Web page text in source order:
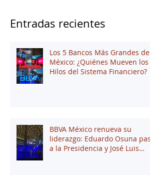
Entradas recientes
Los 5 Bancos Más Grandes de
México: ¿Quiénes Mueven los
Hilos del Sistema Financiero?
BBVA México renueva su
liderazgo: Eduardo Osuna pasa
a la Presidencia y José Luis